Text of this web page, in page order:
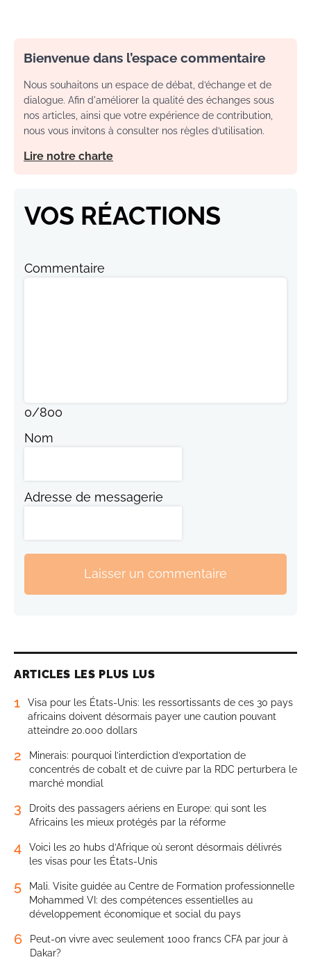
Bienvenue dans l’espace commentaire
Nous souhaitons un espace de débat, d’échange et de
dialogue. Afin d'améliorer la qualité des échanges sous
nos articles, ainsi que votre expérience de contribution,
nous vous invitons à consulter nos règles d’utilisation.
Lire notre charte
VOS RÉACTIONS
Commentaire
0/800
Nom
Adresse de messagerie
Laisser un commentaire
ARTICLES LES PLUS LUS
1
Visa pour les États-Unis: les ressortissants de ces 30 pays
africains doivent désormais payer une caution pouvant
atteindre 20.000 dollars
2
Minerais: pourquoi l’interdiction d’exportation de
concentrés de cobalt et de cuivre par la RDC perturbera le
marché mondial
3
Droits des passagers aériens en Europe: qui sont les
Africains les mieux protégés par la réforme
4
Voici les 20 hubs d’Afrique où seront désormais délivrés
les visas pour les États-Unis
5
Mali. Visite guidée au Centre de Formation professionnelle
Mohammed VI: des compétences essentielles au
développement économique et social du pays
6
Peut-on vivre avec seulement 1000 francs CFA par jour à
Dakar?